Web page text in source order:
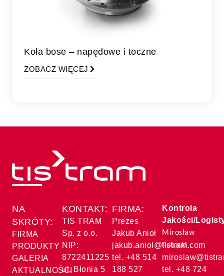
Koła bose – napędowe i toczne
ZOBACZ WIĘCEJ
NA
SKRÓTY:
FIRMA
PRODUKTY
GALERIA
AKTUALNOŚCI
KONTAKT:
TIS TRAM
Sp. z o.o.
NIP:
8722411225
ul. Błonia 5
FIRMA:
Prezes
Jakub Anioł
jakub.aniol@tistram.com
tel. +48 514
188 527
Kontrola
Jakości/
Mirosław
Potocki
tel. +48 724